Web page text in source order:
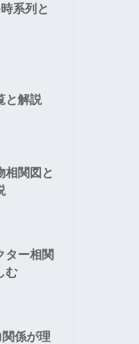
系列と
と解説
相関図と
ター相関
む
関係が理